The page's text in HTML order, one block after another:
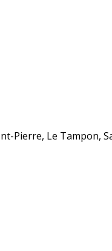
Pierre, Le Tampon,